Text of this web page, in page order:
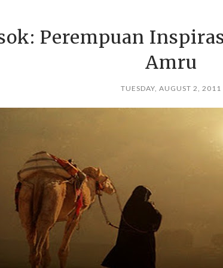
Perempuan
Amru
TUESDAY, AUGUST 2, 2011